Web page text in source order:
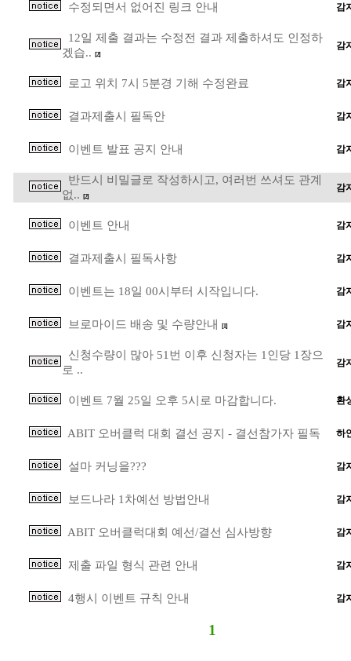
수정되면서 없어진 링크 안내 감
12일 제출 결과는 수정전 결과 제출하셔도 인정하
겠습..
[2]
감
로고 위치 7시 5분경 기해 수정완료 감
결과제출시 필독안 감
이벤트 발표 공지 안내 감
반드시 비밀글로 작성하시고, 여러번 쓰셔도 관계
없..
[2]
감
이벤트 안내 감
결과제출시 필독사항 감
이벤트는 18일 00시부터 시작입니다. 감
브로마이드 배송 및 수량안내 [1] 감
신청수량이 많아 51번 이후 신청자는 1인당 1장으
로 ..
감
이벤트 7월 25일 오후 5시로 마감합니다. 환
ABIT 오버클럭 대회 결선 공지 - 결선참가자 필독 하
설마 커닝을??? 감
보드나라 1차예선 방법안내 감
ABIT 오버클럭대회 예선/결선 심사방향 감
제출 파일 형식 관련 안내 감
4행시 이벤트 규칙 안내 감
1